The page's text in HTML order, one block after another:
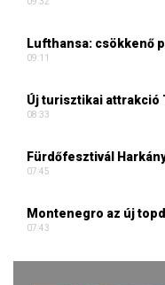
Lufthansa: csökkenő
09:11
Új turisztikai attrakció
08:33
Fürdőfesztivál
07:45
Montenegro az új
07:43